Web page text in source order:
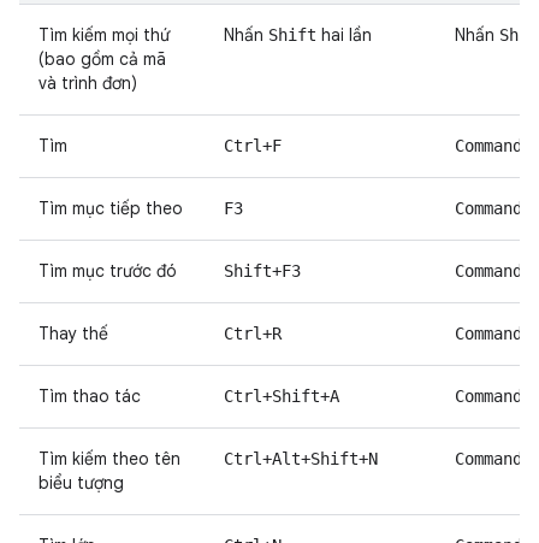
Tìm kiếm mọi thứ
(bao gồm cả mã
và trình đơn)
Nhấn Shift hai lần Nhấn
Tìm Ctrl+F
Tìm mục tiếp theo F3
Tìm mục trước đó Shift+F3
Thay thế Ctrl+R
Tìm thao tác Ctrl+Shift+A
Tìm kiếm theo tên
biểu tượng
Ctrl+Alt+Shift+N